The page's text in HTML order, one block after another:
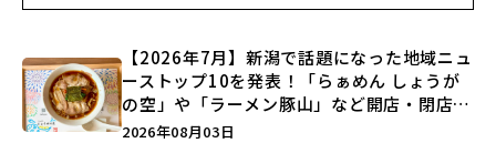
【2026年7月】新潟で話題になった地域ニュ
ーストップ10を発表！「らぁめん しょうが
の空」や「ラーメン豚山」など開店・閉店の
注目記事をランキングでご紹介♪
2026年08月03日